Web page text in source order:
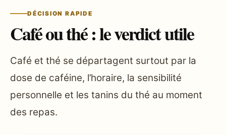
DÉCISION RAPIDE
Café ou thé : le verdict utile
Café et thé se départagent surtout par la
dose de caféine, l’horaire, la sensibilité
personnelle et les tanins du thé au moment
des repas.